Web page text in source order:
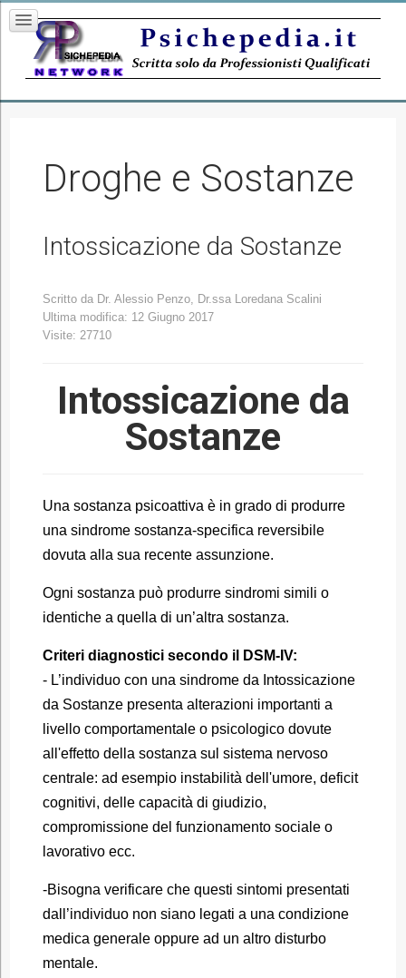
Droghe e Sostanze
Intossicazione da Sostanze
Scritto da Dr. Alessio Penzo, Dr.ssa Loredana Scalini
Ultima modifica: 12 Giugno 2017
Visite: 27710
Intossicazione da
Sostanze
Una sostanza psicoattiva è in grado di produrre
una sindrome sostanza-specifica reversibile
dovuta alla sua recente assunzione.
Ogni sostanza può produrre sindromi simili o
identiche a quella di un’altra sostanza.
Criteri diagnostici secondo il DSM-IV:
- L’individuo con una sindrome da Intossicazione
da Sostanze presenta alterazioni importanti a
livello comportamentale o psicologico dovute
all'effetto della sostanza sul sistema nervoso
centrale: ad esempio instabilità dell'umore, deficit
cognitivi, delle capacità di giudizio,
compromissione del funzionamento sociale o
lavorativo ecc.
-Bisogna verificare che questi sintomi presentati
dall’individuo non siano legati a una condizione
medica generale oppure ad un altro disturbo
mentale.